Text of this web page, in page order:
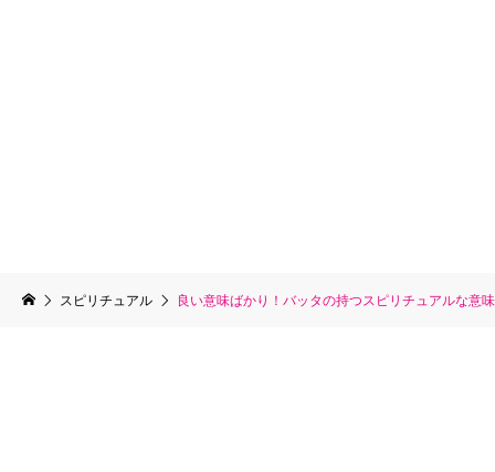
スピリチュアル 良い意味ばかり！バッタの持つスピリチュアルな意